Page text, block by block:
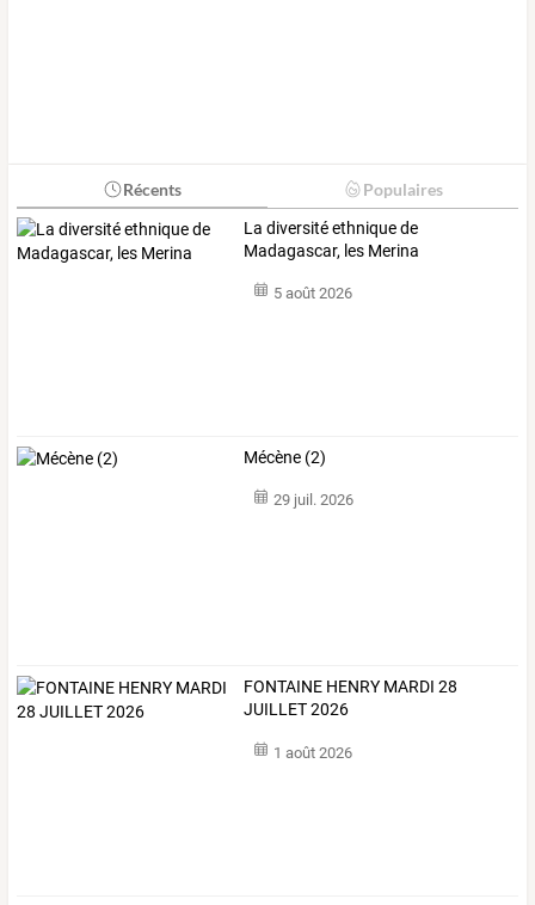
Récents Populaires
La diversité ethnique de
Madagascar, les Merina
5 août 2026
Mécène (2)
29 juil. 2026
FONTAINE HENRY MARDI 28
JUILLET 2026
1 août 2026